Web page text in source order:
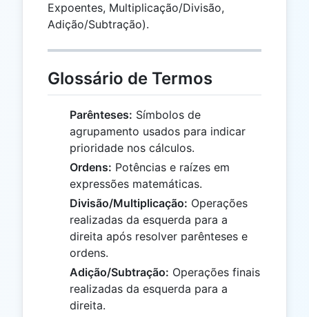
Expoentes, Multiplicação/Divisão,
Adição/Subtração).
Glossário de Termos
Parênteses: Símbolos de
agrupamento usados para indicar
prioridade nos cálculos.
Ordens: Potências e raízes em
expressões matemáticas.
Divisão/Multiplicação: Operações
realizadas da esquerda para a
direita após resolver parênteses e
ordens.
Adição/Subtração: Operações finais
realizadas da esquerda para a
direita.